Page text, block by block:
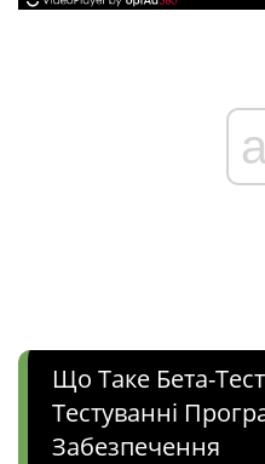
Що Таке Бета-
Тестуванні
Забезпечення